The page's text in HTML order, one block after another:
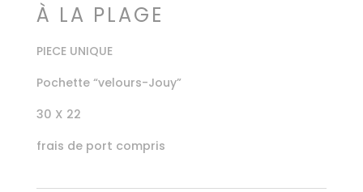
À LA PLAGE
PIECE UNIQUE
Pochette “velours-Jouy”
30 X 22
frais de port compris